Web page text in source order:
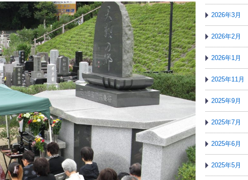
2026年3月
2026年2月
2026年1月
2025年11月
2025年9月
2025年7月
2025年6月
2025年5月